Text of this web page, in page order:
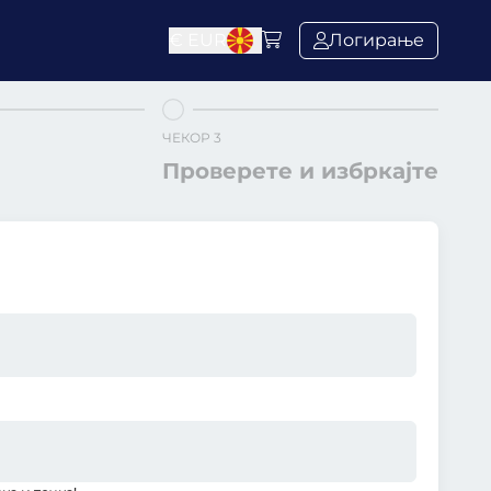
Логирање
ЧЕКОР 3
Проверете и избркајте